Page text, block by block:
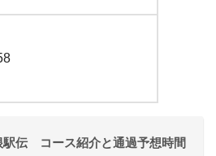
駅伝 コース紹介と通過予想時間